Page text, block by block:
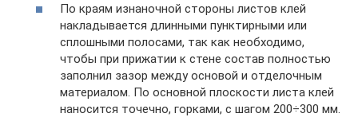
По краям изнаночной стороны листов клей
накладывается длинными пунктирными или
сплошными полосами, так как необходимо,
чтобы при прижатии к стене состав полностью
заполнил зазор между основой и отделочным
материалом. По основной плоскости листа клей
наносится точечно, горками, с шагом 200÷300 мм.